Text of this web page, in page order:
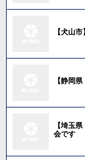
【犬山
【静岡
【埼玉
会です